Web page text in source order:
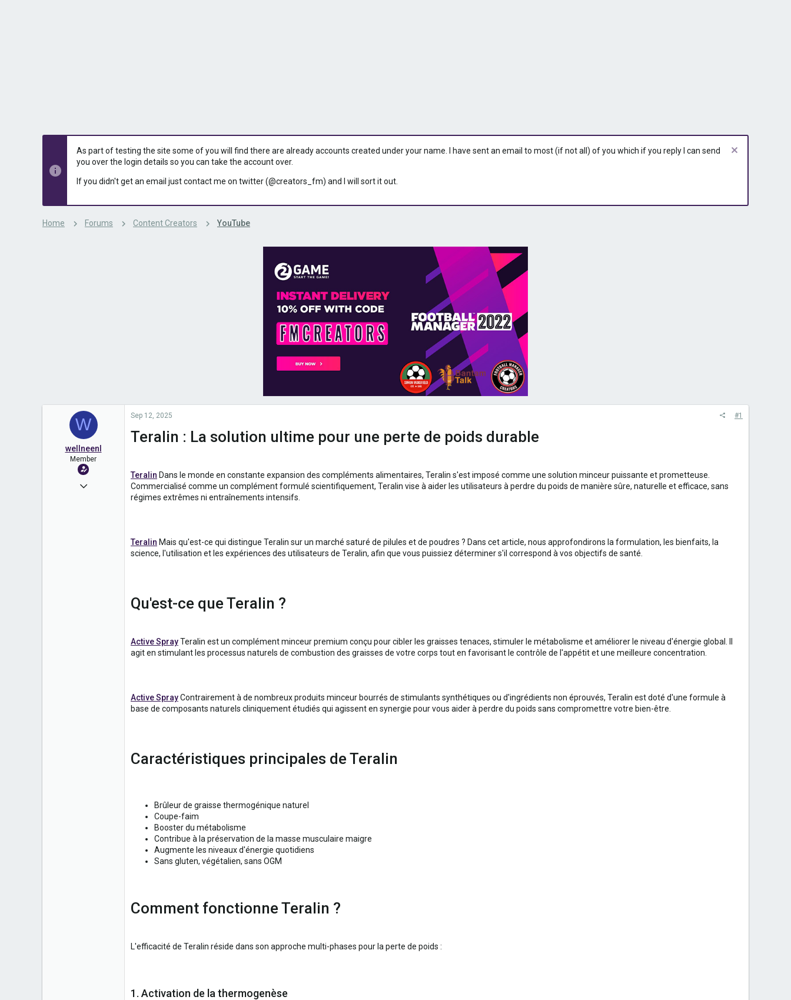
As part of testing the site some of you will find there are already accounts created under your name. I have sent an email to most (if not all) of you which if you reply I can send
you over the login details so you can take the account over.
If you didn't get an email just contact me on twitter (@creators_fm) and I will sort it out.
Home Forums Content Creators YouTube
W
wellneenl
Member
May 6, 2025
Sep 12, 2025 #1
Teralin : La solution ultime pour une perte de poids durable
Teralin Dans le monde en constante expansion des compléments alimentaires, Teralin s'est imposé comme une solution minceur puissante et prometteuse.
Commercialisé comme un complément formulé scientifiquement, Teralin vise à aider les utilisateurs à perdre du poids de manière sûre, naturelle et efficace, sans
régimes extrêmes ni entraînements intensifs.
Teralin Mais qu'est-ce qui distingue Teralin sur un marché saturé de pilules et de poudres ? Dans cet article, nous approfondirons la formulation, les bienfaits, la
science, l'utilisation et les expériences des utilisateurs de Teralin, afin que vous puissiez déterminer s'il correspond à vos objectifs de santé.
Qu'est-ce que Teralin ?
Active SprayTeralin est un complément minceur premium conçu pour cibler les graisses tenaces, stimuler le métabolisme et améliorer le niveau d'énergie global. Il
agit en stimulant les processus naturels de combustion des graisses de votre corps tout en favorisant le contrôle de l'appétit et une meilleure concentration.
Active SprayContrairement à de nombreux produits minceur bourrés de stimulants synthétiques ou d'ingrédients non éprouvés, Teralin est doté d'une formule à
base de composants naturels cliniquement étudiés qui agissent en synergie pour vous aider à perdre du poids sans compromettre votre bien-être.
Caractéristiques principales de Teralin
Brûleur de graisse thermogénique naturel
Coupe-faim
Booster du métabolisme
Contribue à la préservation de la masse musculaire maigre
Augmente les niveaux d'énergie quotidiens
Sans gluten, végétalien, sans OGM
Comment fonctionne Teralin ?
L'efficacité de Teralin réside dans son approche multi-phases pour la perte de poids :
1. Activation de la thermogenèse